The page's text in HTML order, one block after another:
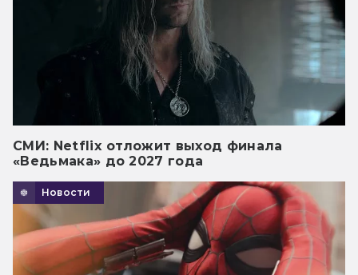
СМИ: Netflix отложит выход финала
«Ведьмака» до 2027 года
Новости